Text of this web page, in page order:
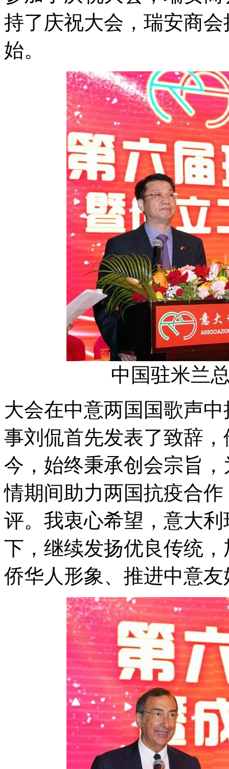
持了庆祝大会，瑞安商
始。
中国驻米兰
大会在中意两国国歌声
事刘侃首先发表了致辞
今，始终秉承创会宗旨
情期间助力两国抗疫合
评。我衷心希望，意大
下，继续发扬优良传统
侨华人形象、推进中意